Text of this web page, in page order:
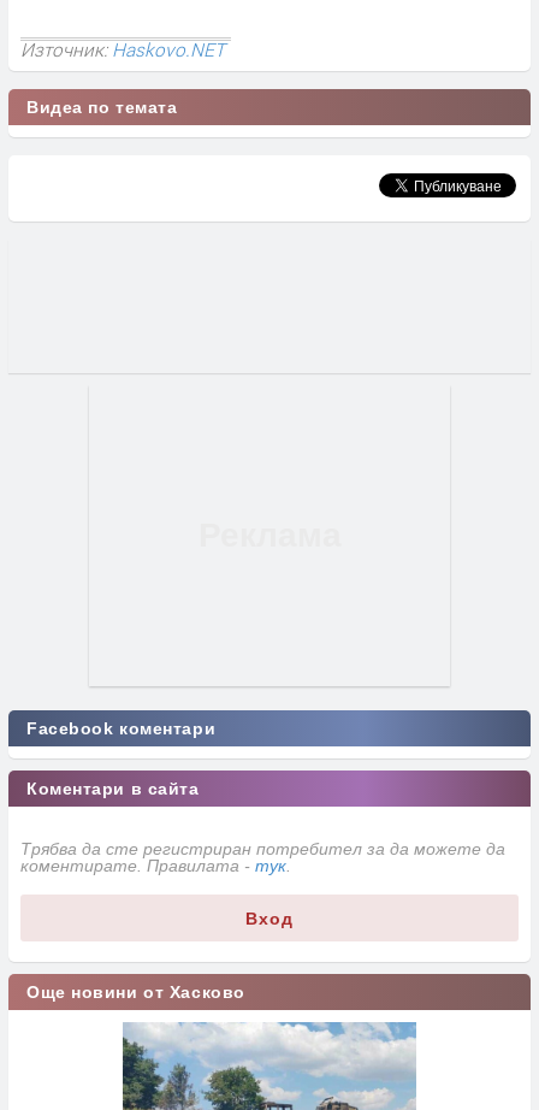
Източник:Haskovo.NET
Видеа по темата
Facebook коментари
Коментари в сайта
Трябва да сте регистриран потребител за да можете да
коментирате. Правилата - тук
Вход
Още новини от Хасково